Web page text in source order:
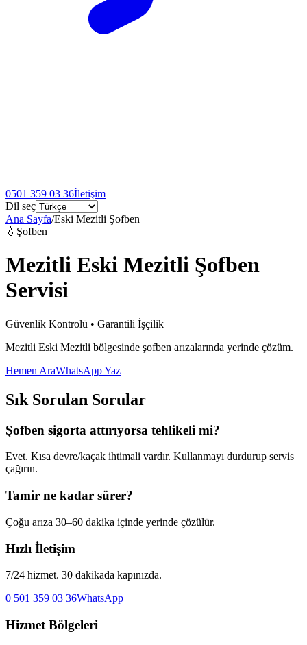
0501 359 03 36İletişim
Dil seç
Ana Sayfa/Eski Mezitli Şofben
💧 Şofben
Mezitli Eski Mezitli Şofben
Servisi
Güvenlik Kontrolü • Garantili İşçilik
Mezitli Eski Mezitli bölgesinde şofben arızalarında yerinde çözüm.
Hemen AraWhatsApp Yaz
Sık Sorulan Sorular
Şofben sigorta attırıyorsa tehlikeli mi?
Evet. Kısa devre/kaçak ihtimali vardır. Kullanmayı durdurup servis
çağırın.
Tamir ne kadar sürer?
Çoğu arıza 30–60 dakika içinde yerinde çözülür.
Hızlı İletişim
7/24 hizmet. 30 dakikada kapınızda.
0 501 359 03 36WhatsApp
Hizmet Bölgeleri